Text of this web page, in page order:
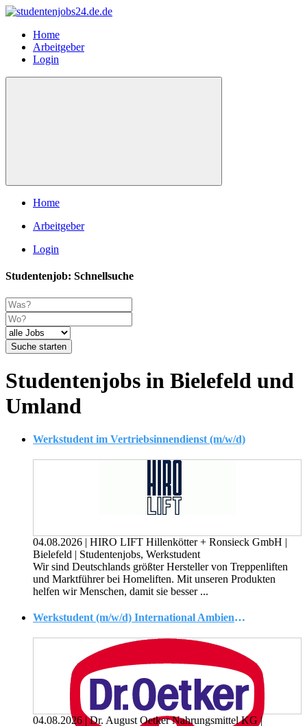
Home
Arbeitgeber
Login
Home
Arbeitgeber
Login
Studentenjob: Schnellsuche
Suche starten
Studentenjobs in Bielefeld und
Umland
Werkstudent im Vertriebsinnendienst (m/w/d)
04.08.2026 | HIRO LIFT Hillenkötter + Ronsieck GmbH |
Bielefeld | Studentenjobs, Werkstudent
Wir sind Deutschlands größter Hersteller von Treppenliften
und Marktführer bei Homeliften. Mit unseren Produkten
helfen wir Menschen, damit sie besser ...
Werkstudent (m/w/d) International Ambient Production
04.08.2026 | Dr. August Oetker Nahrungsmittel KG|